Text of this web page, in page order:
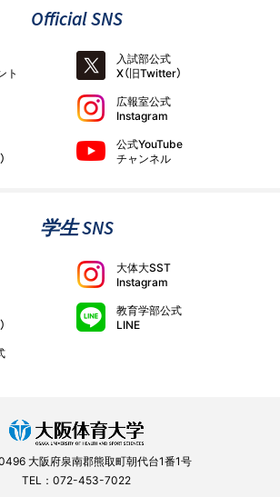
Official SNS
ト
入試部公式
X（旧Twitter）
広報室公式
Instagram
公式YouTube
チャンネル
学生 SNS
大体大SST
Instagram
教育学部公式
LINE
大阪府泉南郡熊取町朝代台1番1号
TEL：072-453-7022